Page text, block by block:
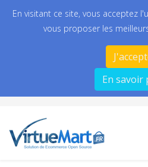
En visitant ce site, vous acceptez
vous proposer les
En savoir